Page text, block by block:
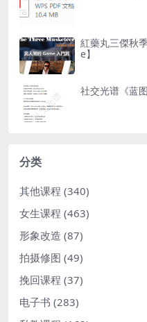
紅藥丸三傑秋
e】
社交光谱《蓝
分类
其他课程 (340)
女生课程 (463)
形象改造 (87)
拍摄修图 (49)
挽回课程 (37)
电子书 (283)